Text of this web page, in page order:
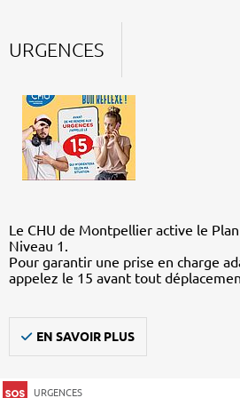
URGENCES
Le CHU de Montpellier active le
Niveau 1.
Pour garantir une prise en charge
appelez le 15 avant tout
EN SAVOIR PLUS
URGENCES